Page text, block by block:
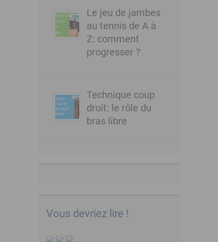
Le jeu de jambes
au tennis de A à
Z: comment
progresser ?
Technique coup
droit: le rôle du
bras libre
Vous devriez lire !